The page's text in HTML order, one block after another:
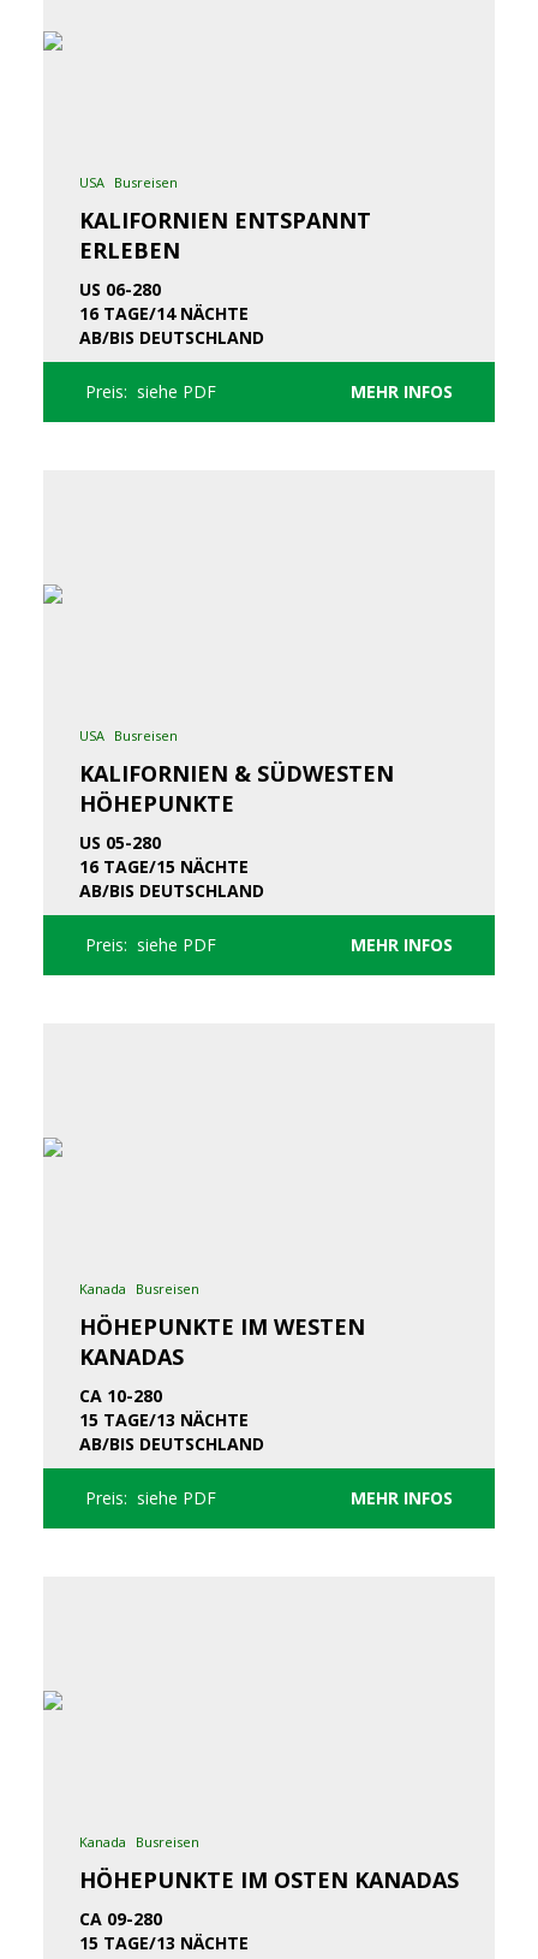
USA Busreisen
KALIFORNIEN ENTSPANNT
ERLEBEN
US 06-280
16 TAGE/14 NÄCHTE
AB/BIS DEUTSCHLAND
Preis: siehe PDF MEHR INFOS
USA Busreisen
KALIFORNIEN & SÜDWESTEN
HÖHEPUNKTE
US 05-280
16 TAGE/15 NÄCHTE
AB/BIS DEUTSCHLAND
Preis: siehe PDF MEHR INFOS
Kanada Busreisen
HÖHEPUNKTE IM WESTEN
KANADAS
CA 10-280
15 TAGE/13 NÄCHTE
AB/BIS DEUTSCHLAND
Preis: siehe PDF MEHR INFOS
Kanada Busreisen
HÖHEPUNKTE IM OSTEN KANADAS
CA 09-280
15 TAGE/13 NÄCHTE